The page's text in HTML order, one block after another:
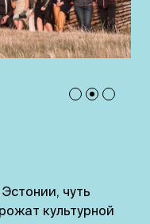
чуть
культурной